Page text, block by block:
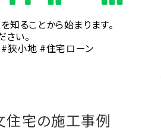
知ることから始まります。
い。
狭小地 #住宅ローン
住宅の施工事例